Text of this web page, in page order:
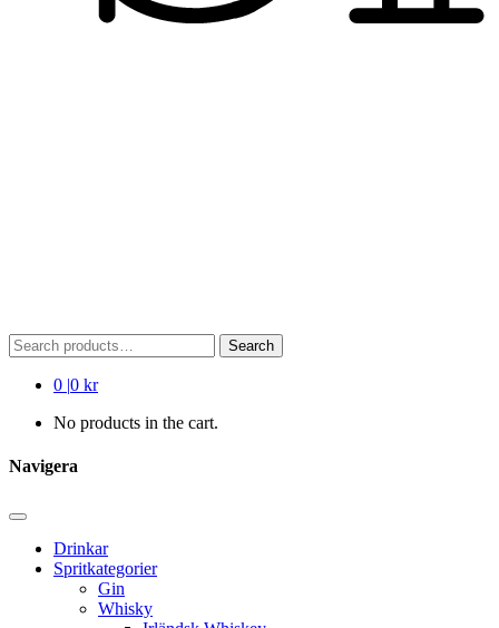
Search
for:
Search
0 |0 kr
No products in the cart.
Navigera
Drinkar
Spritkategorier
Gin
Whisky